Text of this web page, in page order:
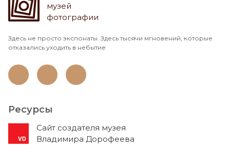
музей
фотографии
Здесь не просто экспонаты. Здесь тысячи мгновений, которые
отказались уходить в небытие
Ресурсы
Cайт создателя музея
Владимира Дорофеева